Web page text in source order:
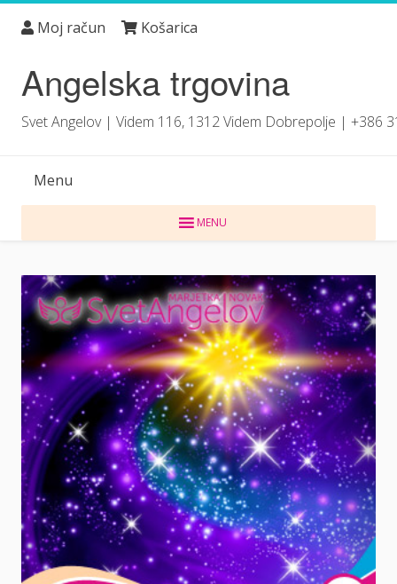
Moj račun Košarica
Angelska trgovina
Svet Angelov | Videm 116, 1312 Videm Dobrepolje | +386
Menu